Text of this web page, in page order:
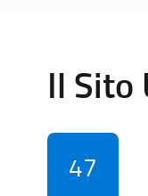
Il Sito
47